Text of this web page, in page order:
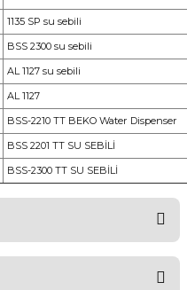
1135 SP su sebili
BSS 2300 su sebili
AL 1127 su sebili
AL 1127
BSS-2210 TT BEKO Water Dispenser
BSS 2201 TT SU SEBİLİ
BSS-2300 TT SU SEBİLİ